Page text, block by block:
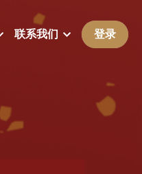
联系我们 登录